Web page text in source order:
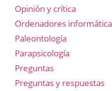
Opinión y crítica
Ordenadores informática
Paleontología
Parapsicología
Preguntas
Preguntas y respuestas